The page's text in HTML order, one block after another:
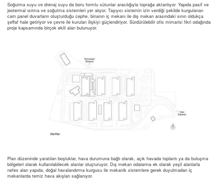
Soğutma suyu ve drenaj suyu da boru formlu sütunlar aracılığıyla toprağa aktarılıyor. Yapıda pasif ve
jeotermal ısıtma ve soğutma sistemleri yer alıyor. Taşıyıcı sistemin izin verdiği şekilde kurgulanan
cam panel duvarların oluşturduğu cephe, binanın iç mekanı ile dış mekan arasındaki sınırı oldukça
şeffaf hale getiriyor ve çevre ile kurulan ilişkiyi güçlendiriyor. Sürdürülebilir ofis mimarisi fikri odağında
proje kapsamında birçok ekili alan bulunuyor.
Plan düzeninde yaratılan boşluklar, hava durumuna bağlı olarak, açık havada toplantı ya da buluşma
bölgeleri olarak kullanılabilecek alanlar oluşturuyor. Dış mekan odalarına ek olarak yeşil alanlarla
nefes alan yapıda, doğal havalandırma kurgusu ile mekanik sistemlere gerek duyulmadan iç
mekanlarda temiz hava akışları sağlanıyor.